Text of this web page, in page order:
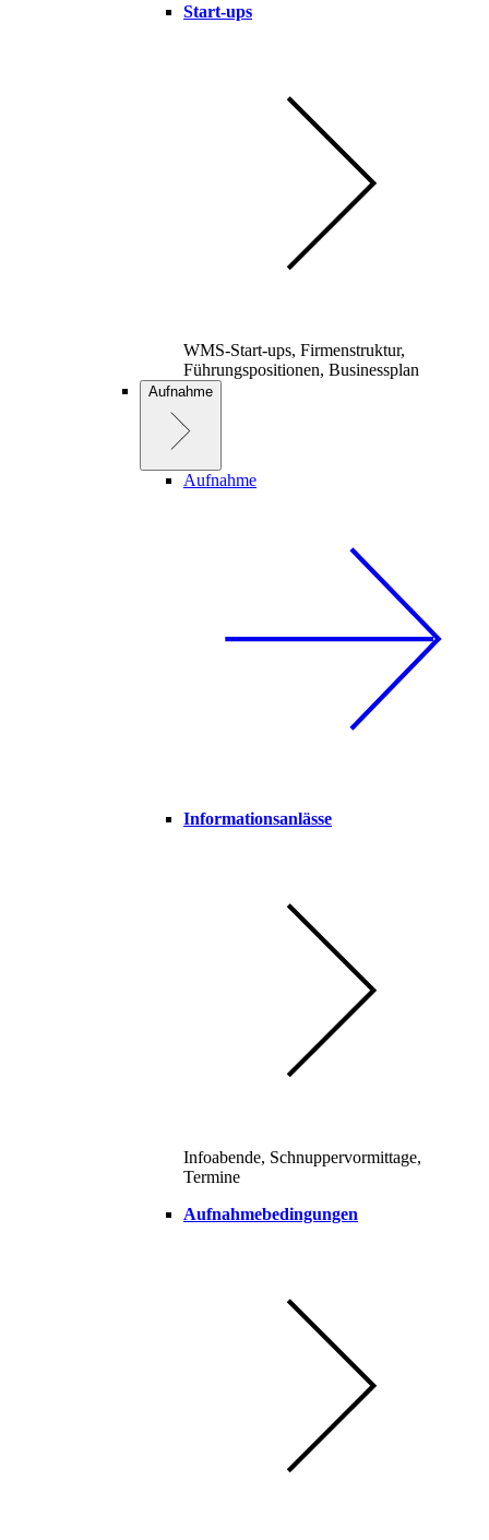
Start-ups
WMS-Start-ups, Firmenstruktur,
Führungspositionen, Businessplan
Aufnahme
Aufnahme
Informationsanlässe
Infoabende, Schnuppervormittage,
Termine
Aufnahmebedingungen